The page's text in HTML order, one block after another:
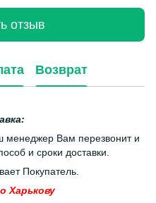
отзыв
Возврат
менеджер Вам перезвонит и
и сроки доставки.
Покупатель.
Харькову